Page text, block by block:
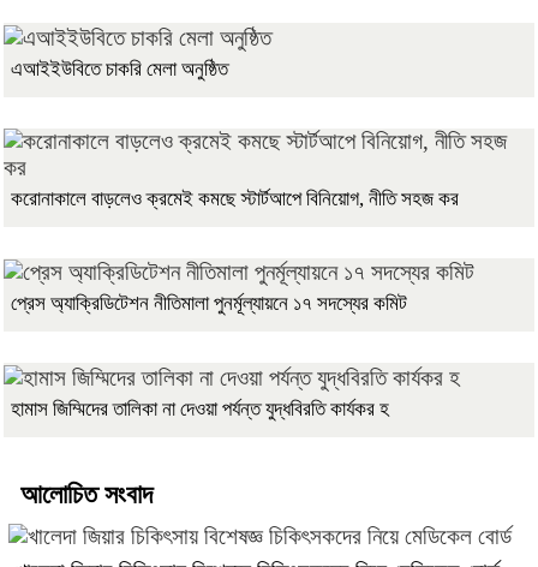
এআইইউবিতে চাকরি মেলা অনুষ্ঠিত
করোনাকালে বাড়লেও ক্রমেই কমছে স্টার্টআপে বিনিয়োগ, নীতি সহজ কর
প্রেস অ্যাক্রিডিটেশন নীতিমালা পুনর্মূল্যায়নে ১৭ সদস্যের কমিট
হামাস জিম্মিদের তালিকা না দেওয়া পর্যন্ত যুদ্ধবিরতি কার্যকর হ
আলোচিত সংবাদ